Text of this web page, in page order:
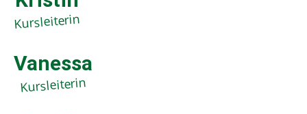
Kursleiterin
Vanessa
Kursleiterin